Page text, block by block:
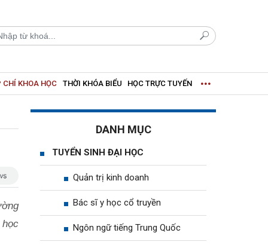
CHÍ KHOA HỌC THỜI KHÓA BIỂU HỌC TRỰC TUYẾN
DANH MỤC
TUYỂN SINH ĐẠI HỌC
Quản trị kinh doanh
Bác sĩ y học cổ truyền
Ngôn ngữ tiếng Trung Quốc